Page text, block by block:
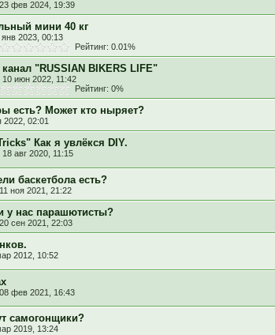
23 фев 2024, 19:39
мини 40 кг
янв 2023, 00:13
Рейтинг: 0.01%
"RUSSIAN BIKERS LIFE"
10 июн 2022, 11:42
Рейтинг: 0%
есть? Может кто ныряет?
2022, 02:01
Как я увлёкся DIY.
18 авг 2020, 11:15
баскетбола есть?
11 ноя 2021, 21:22
у нас парашютисты?
20 сен 2021, 22:03
2012, 10:52
08 фев 2021, 16:43
самогонщики?
2019, 13:24